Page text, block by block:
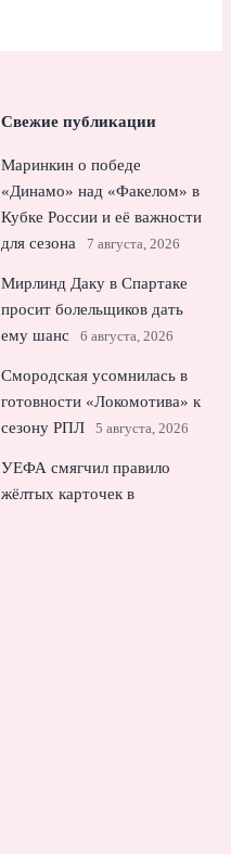
Свежие публикации
Маринкин о победе
«Динамо» над «Факелом» в
Кубке России и её важности
для сезона
7 августа, 2026
Мирлинд Даку в Спартаке
просит болельщиков дать
ему шанс
6 августа, 2026
Смородская усомнилась в
готовности «Локомотива» к
сезону РПЛ
5 августа, 2026
УЕФА смягчил правило
жёлтых карточек в